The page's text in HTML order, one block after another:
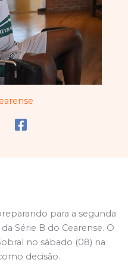
para a segunda
Série B do Cearense. O
no sábado (08) na
decisão.